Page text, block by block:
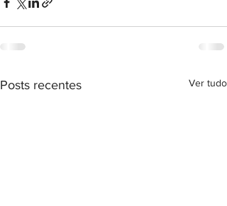
Posts recentes Ver tudo